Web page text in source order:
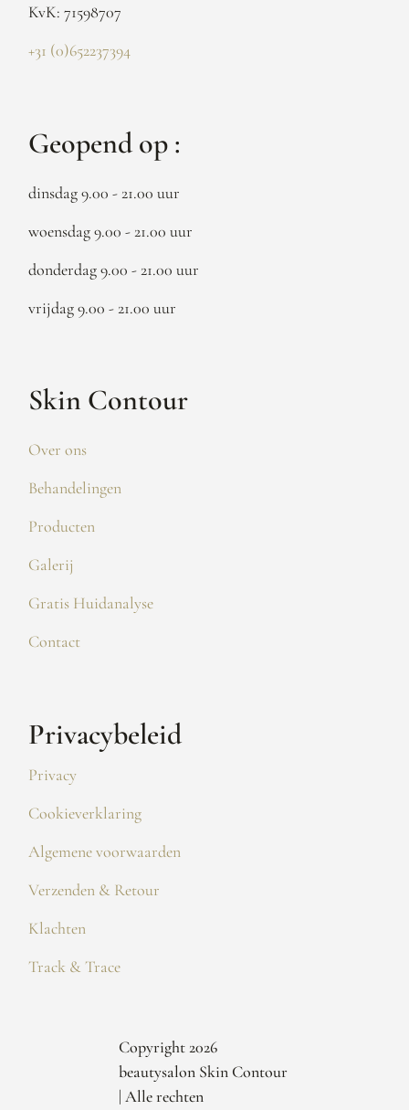
KvK: 71598707
+31 (0)652237394
Geopend op :
dinsdag 9.00 - 21.00 uur
woensdag 9.00 - 21.00 uur
donderdag 9.00 - 21.00 uur
vrijdag 9.00 - 21.00 uur
Skin Contour
Over ons
Behandelingen
Producten
Galerij
Gratis Huidanalyse
Contact
Privacybeleid
Privacy
Cookieverklaring
Algemene voorwaarden
Verzenden & Retour
Klachten
Track & Trace
Copyright 2026
beautysalon Skin Contour
| Alle rechten